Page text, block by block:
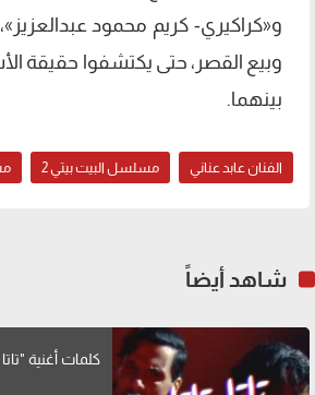
و«كراكيري- كريم محمود
وبيع القصر، حتى يكتشفوا حقيقة
بينهما.
الفنان عابد عناني مسلسل البيت بيتي 2
شاهد أيضاً
كلمات أغنية "تاتا